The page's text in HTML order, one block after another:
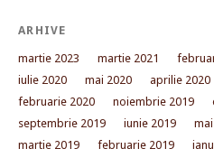
ARHIVE
martie 2023 martie 2021
iulie 2020
mai 2020 aprilie 2020
februarie 2020
noiembrie 2019
septembrie 2019
iunie 2019
martie 2019
februarie 2019